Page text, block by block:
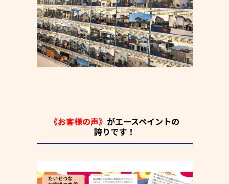
《お客様の声》 がエースペイントの
誇りです！